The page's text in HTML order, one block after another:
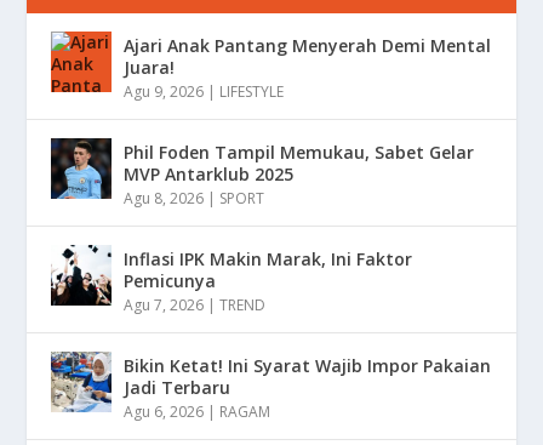
Ajari Anak Pantang Menyerah Demi Mental
Juara!
Agu 9, 2026 | LIFESTYLE
Phil Foden Tampil Memukau, Sabet Gelar
MVP Antarklub 2025
Agu 8, 2026 | SPORT
Inflasi IPK Makin Marak, Ini Faktor
Pemicunya
Agu 7, 2026 |TREND
Bikin Ketat! Ini Syarat Wajib Impor Pakaian
Jadi Terbaru
Agu 6, 2026 | RAGAM